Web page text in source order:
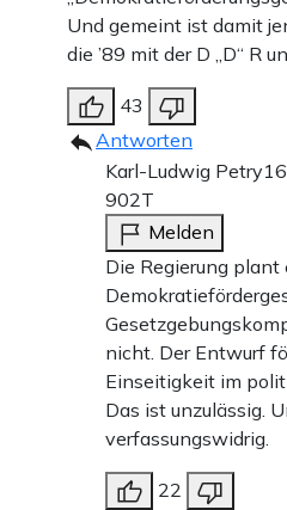
Und gemeint ist damit
die ’89 mit der D „D“ R
43
Antworten
Karl-Ludwig Petry
902T
Melden
Die Regierung plant
nicht. Der Entwurf
Einseitigkeit im
Das ist unzulässig.
verfassungswidrig.
22